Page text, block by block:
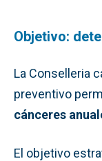
Objetivo:
La Conselleria
preventivo
cánceres
El objetivo